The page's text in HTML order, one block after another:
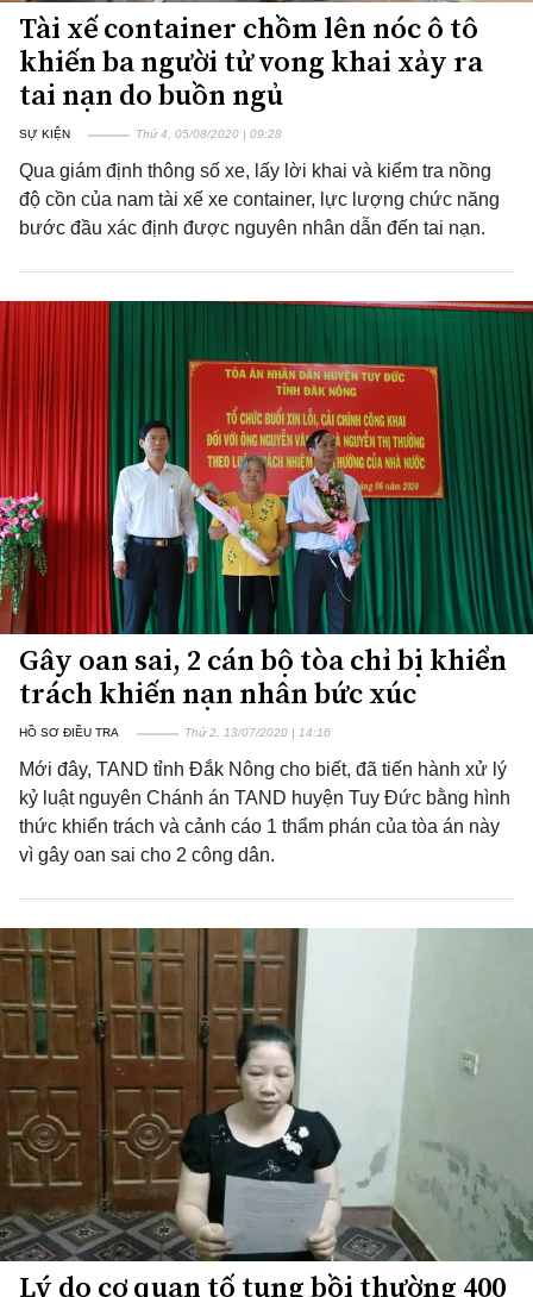
Tài xế container chồm lên nóc ô tô
khiến ba người tử vong khai xảy ra
tai nạn do buồn ngủ
SỰ KIỆN Thứ 4, 05/08/2020 | 09:28
Qua giám định thông số xe, lấy lời khai và kiểm tra nồng
độ cồn của nam tài xế xe container, lực lượng chức năng
bước đầu xác định được nguyên nhân dẫn đến tai nạn.
Gây oan sai, 2 cán bộ tòa chỉ bị khiển
trách khiến nạn nhân bức xúc
HỒ SƠ ĐIỀU TRA Thứ 2, 13/07/2020 | 14:16
Mới đây, TAND tỉnh Đắk Nông cho biết, đã tiến hành xử lý
kỷ luật nguyên Chánh án TAND huyện Tuy Đức bằng hình
thức khiển trách và cảnh cáo 1 thẩm phán của tòa án này
vì gây oan sai cho 2 công dân.
Lý do cơ quan tố tụng bồi thường 400